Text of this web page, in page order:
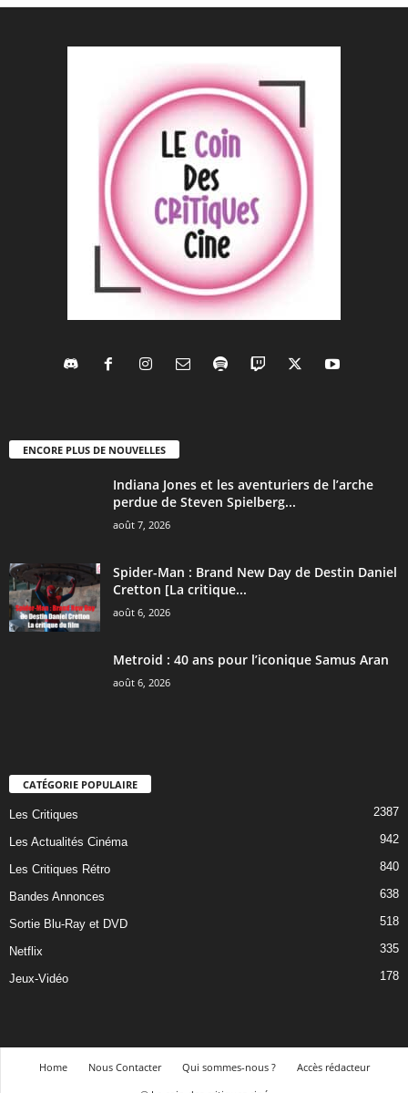
ENCORE PLUS DE NOUVELLES
Indiana Jones et les aventuriers de l’arche
perdue de Steven Spielberg...
août 7, 2026
Spider-Man : Brand New Day de Destin Daniel
Cretton [La critique...
août 6, 2026
Metroid : 40 ans pour l’iconique Samus Aran
août 6, 2026
CATÉGORIE POPULAIRE
Les Critiques 2387
Les Actualités Cinéma 942
Les Critiques Rétro 840
Bandes Annonces 638
Sortie Blu-Ray et DVD 518
Netflix 335
Jeux-Vidéo 178
Home Nous Contacter Qui sommes-nous ?
Accès rédacteur